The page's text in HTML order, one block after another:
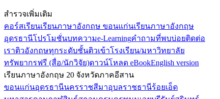
สำรวจเพิ่มเติม
คอร์สเรียนเรียนภาษาอังกฤษ ขอนแก่นเรียนภาษาอังกฤษ
อุดรธานีโปรโมชั่นบทความe-Learningคำถามที่พบบ่อยติดต่อ
เราติวอังกฤษทุกระดับชั้นติวเข้าโรงเรียน/มหาวิทยาลัย
ทรัพยากรฟรี (สื่อ/นักวิจัย)ดาวน์โหลด eBookEnglish version
เรียนภาษาอังกฤษ 20 จังหวัดภาคอีสาน
ขอนแก่นอุดรธานีนครราชสีมาอุบลราชธานีร้อยเอ็ด